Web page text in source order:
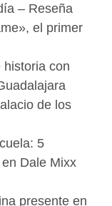
– Reseña
el primer
historia con
de los
5
Dale Mixx
presente en